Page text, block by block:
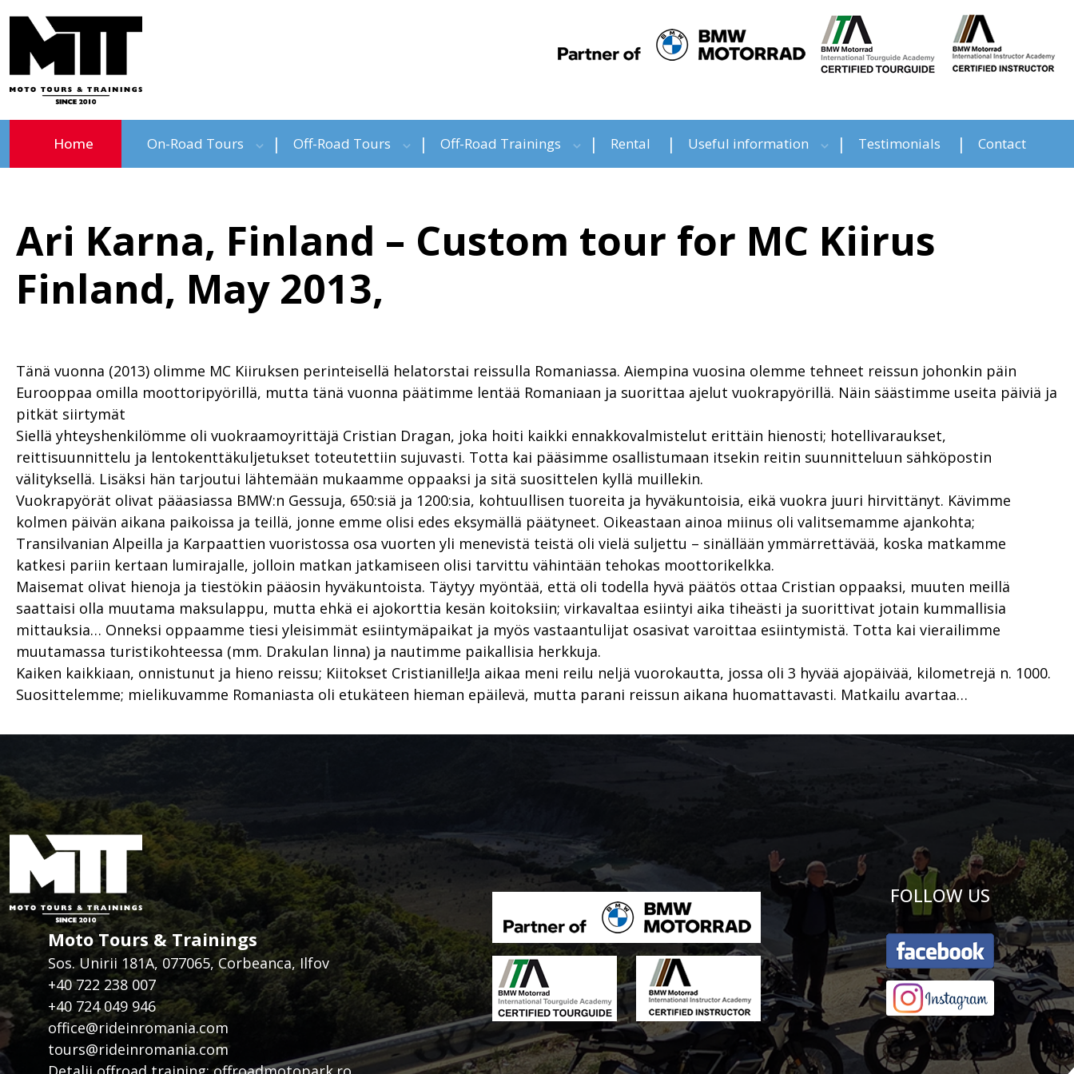
Home On-Road Tours Off-Road Tours Off-Road Trainings Rental Useful information Testimonials Contact
Ari Karna, Finland – Custom tour for MC Kiirus
Finland, May 2013,
Tänä vuonna (2013) olimme MC Kiiruksen perinteisellä helatorstai reissulla Romaniassa. Aiempina vuosina olemme tehneet reissun johonkin päin
Eurooppaa omilla moottoripyörillä, mutta tänä vuonna päätimme lentää Romaniaan ja suorittaa ajelut vuokrapyörillä. Näin säästimme useita päiviä ja
pitkät siirtymät
Siellä yhteyshenkilömme oli vuokraamoyrittäjä Cristian Dragan, joka hoiti kaikki ennakkovalmistelut erittäin hienosti; hotellivaraukset,
reittisuunnittelu ja lentokenttäkuljetukset toteutettiin sujuvasti. Totta kai pääsimme osallistumaan itsekin reitin suunnitteluun sähköpostin
välityksellä. Lisäksi hän tarjoutui lähtemään mukaamme oppaaksi ja sitä suosittelen kyllä muillekin.
Vuokrapyörät olivat pääasiassa BMW:n Gessuja, 650:siä ja 1200:sia, kohtuullisen tuoreita ja hyväkuntoisia, eikä vuokra juuri hirvittänyt. Kävimme
kolmen päivän aikana paikoissa ja teillä, jonne emme olisi edes eksymällä päätyneet. Oikeastaan ainoa miinus oli valitsemamme ajankohta;
Transilvanian Alpeilla ja Karpaattien vuoristossa osa vuorten yli menevistä teistä oli vielä suljettu – sinällään ymmärrettävää, koska matkamme
katkesi pariin kertaan lumirajalle, jolloin matkan jatkamiseen olisi tarvittu vähintään tehokas moottorikelkka.
Maisemat olivat hienoja ja tiestökin pääosin hyväkuntoista. Täytyy myöntää, että oli todella hyvä päätös ottaa Cristian oppaaksi, muuten meillä
saattaisi olla muutama maksulappu, mutta ehkä ei ajokorttia kesän koitoksiin; virkavaltaa esiintyi aika tiheästi ja suorittivat jotain kummallisia
mittauksia… Onneksi oppaamme tiesi yleisimmät esiintymäpaikat ja myös vastaantulijat osasivat varoittaa esiintymistä. Totta kai vierailimme
muutamassa turistikohteessa (mm. Drakulan linna) ja nautimme paikallisia herkkuja.
Kaiken kaikkiaan, onnistunut ja hieno reissu; Kiitokset Cristianille!Ja aikaa meni reilu neljä vuorokautta, jossa oli 3 hyvää ajopäivää, kilometrejä n. 1000.
Suosittelemme; mielikuvamme Romaniasta oli etukäteen hieman epäilevä, mutta parani reissun aikana huomattavasti. Matkailu avartaa…
Moto Tours & Trainings
Sos. Unirii 181A, 077065, Corbeanca, Ilfov
+40 722 238 007
+40 724 049 946
office@rideinromania.com
tours@rideinromania.com
FOLLOW US